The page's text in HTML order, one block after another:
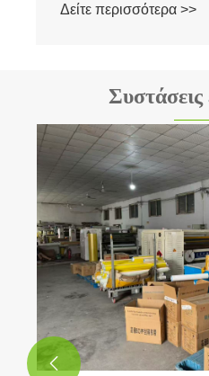
Δείτε περισσότερα >>
